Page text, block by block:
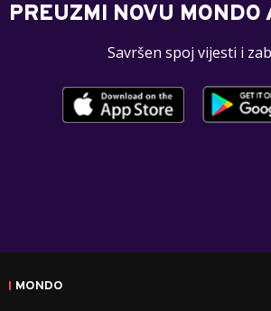
PREUZMI NOVU
Savršen spoj vijesti i
MONDO